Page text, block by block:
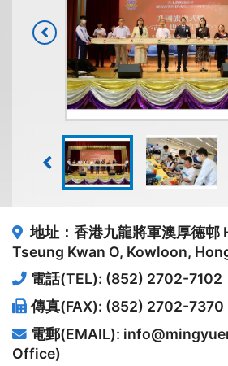
地址：香港九龍將軍澳厚德邨
Tseung Kwan O, Kowloon,
電話(TEL): (852) 2702-7102
傳真(FAX): (852) 2702-7370
電郵(EMAIL):
Office)